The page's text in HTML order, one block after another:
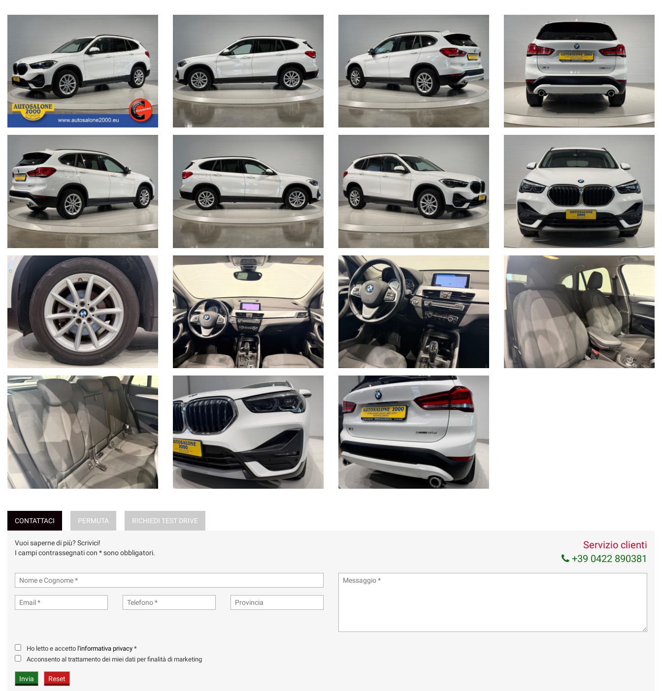
• Garanzia assicurativa estensibile fino a 3 anni senza limite di chilometraggio.
Segui Autosalone 2000 srl e leggi le recensioni che descrivono l’esperienza dei nostri clienti:
• www.autosalone2000.eu dove potrai trovare l’intero parco auto aggiornato, maggiori foto e info per ogni singola vettura, i nostri servizi e la nostra storia dal 1976 ad oggi.
• Facebook / Instagram aggiornato con nuovi arrivi, descrizioni delle attività e l’album fotografico delle consegne, ovvero il momento più emozionante immortalato con i nostri clienti.
• Google Business completato con le informazioni più dettagliate riguardanti i giorni di apertura, gli orari e la localizzazione geografica.
Nota bene: La dotazione tecnica e gli accessori indicati nella presente scheda potrebbero non coincidere con l’effettivo equipaggiamento del veicolo, a causa della non uniformità dei dati pubblicati dai diversi
portali.Al fine di evitare inconvenienti per eventuali inesattezze relative all’annuncio è consigliabile accertarsi della disponibilità dell’autovettura e della correttezza dei dati inseriti. Autosalone 2000 srl declina ogni
responsabilità per eventuali involontarie incongruenze, che non rappresentano in alcun modo un impegno contrattuale. Ci scusiamo per l’inconveniente e vi invitiamo a verificare le caratteristiche dello specifico
veicolo. Autosalone 2000 srl declina ogni responsabilità per eventuali involontarie incongruenze, che non rappresentano in alcun modo un impegno contrattuale.
Non prendermi per il Chilometro:
Cosa vuol dire far parte della Community di “NON PRENDERMI PER IL CHILOMETRO” ?
Vuol dire offrire ad ogni cliente la certezza e la serenità di un acquisto sicuro, vuol dire metterci la faccia certificando la percorrenza chilometrica di ogni singola vettura, con i fatti e non con le parole, per noi far parte
di questa Community è un impegno che con vanto portiamo avanti da anni.
Acquistare un'auto usata evitando la truffa non è semplice.
www.nonprendermiperilchilometro.it
Telefono fisso chiamaci : +39 0422 890220
• Juri + 39 345 6008844
• Gianluca + 39 347 7264356
• Lorenzo +39 340 7474900
CONTATTACI PERMUTA RICHIEDI TEST DRIVE
Vuoi saperne di più? Scrivici!
I campi contrassegnati con * sono obbligatori.
Servizio clienti
+39 0422 890381
Ho letto e accetto l'informativa privacy *
Acconsento al trattamento dei miei dati per finalità di marketing